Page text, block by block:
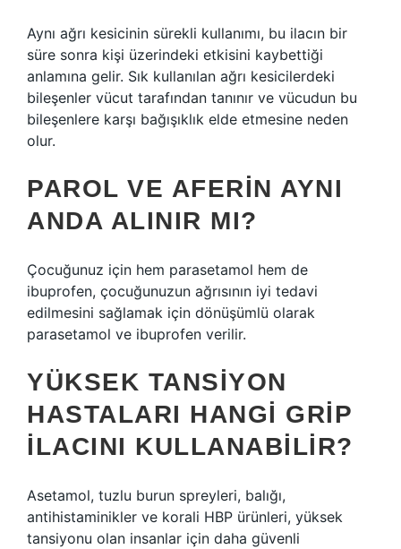
Aynı ağrı kesicinin sürekli kullanımı, bu ilacın bir
süre sonra kişi üzerindeki etkisini kaybettiği
anlamına gelir. Sık kullanılan ağrı kesicilerdeki
bileşenler vücut tarafından tanınır ve vücudun bu
bileşenlere karşı bağışıklık elde etmesine neden
olur.
PAROL VE AFERIN AYNI
ANDA ALINIR MI?
Çocuğunuz için hem parasetamol hem de
ibuprofen, çocuğunuzun ağrısının iyi tedavi
edilmesini sağlamak için dönüşümlü olarak
parasetamol ve ibuprofen verilir.
YÜKSEK TANSIYON
HASTALARI HANGI GRIP
ILACINI KULLANABILIR?
Asetamol, tuzlu burun spreyleri, balığı,
antihistaminikler ve korali HBP ürünleri, yüksek
tansiyonu olan insanlar için daha güvenli